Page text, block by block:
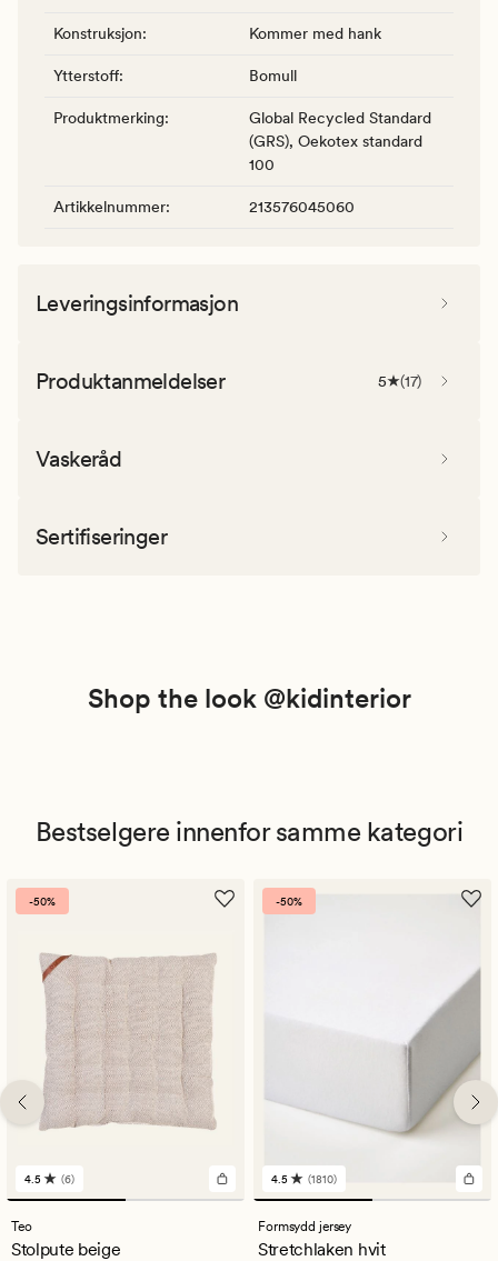
Konstruksjon: Kommer med hank
Ytterstoff: Bomull
Produktmerking:
Global Recycled Standard
(GRS), Oekotex standard
100
Artikkelnummer: 213576045060
Leveringsinformasjon
Produktanmeldelser 5 (17)
Vaskeråd
Sertifiseringer
Shop the look @kidinterior
Bestselgere innenfor samme kategori
-50%
6
anmeldelser
med
en
gjennomsnittlig
4.5 (6)
Teo
Stolpute beige
-50%
1810
anmeldelser
med
en
gjennomsnittlig
4.5 (1810)
Formsydd jersey
Stretchlaken hvit